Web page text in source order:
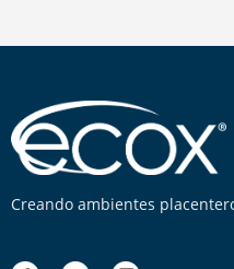
Creando ambientes